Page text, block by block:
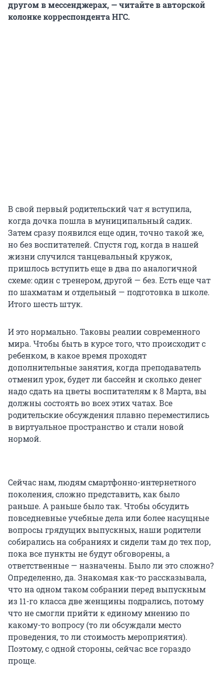
другом в мессенджерах, — читайте в авторской
колонке корреспондента НГС.
В свой первый родительский чат я вступила,
когда дочка пошла в муниципальный садик.
Затем сразу появился еще один, точно такой же,
но без воспитателей. Спустя год, когда в нашей
жизни случился танцевальный кружок,
пришлось вступить еще в два по аналогичной
схеме: один с тренером, другой — без. Есть еще чат
по шахматам и отдельный — подготовка в школе.
Итого шесть штук.
И это нормально. Таковы реалии современного
мира. Чтобы быть в курсе того, что происходит с
ребенком, в какое время проходят
дополнительные занятия, когда преподаватель
отменил урок, будет ли бассейн и сколько денег
надо сдать на цветы воспитателям к 8 Марта, вы
должны состоять во всех этих чатах. Все
родительские обсуждения плавно переместились
в виртуальное пространство и стали новой
нормой.
Сейчас нам, людям смартфонно-интернетного
поколения, сложно представить, как было
раньше. А раньше было так. Чтобы обсудить
повседневные учебные дела или более насущные
вопросы грядущих выпускных, наши родители
собирались на собраниях и сидели там до тех пор,
пока все пункты не будут обговорены, а
ответственные — назначены. Было ли это сложно?
Определенно, да. Знакомая как-то рассказывала,
что на одном таком собрании перед выпускным
из 11-го класса две женщины подрались, потому
что не смогли прийти к единому мнению по
какому-то вопросу (то ли обсуждали место
проведения, то ли стоимость мероприятия).
Поэтому, с одной стороны, сейчас все гораздо
проще.